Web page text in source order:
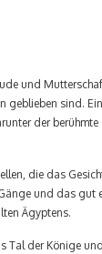
und
geblieben sind.
der
die das
und das gut
Ägyptens.
Tal der Könige